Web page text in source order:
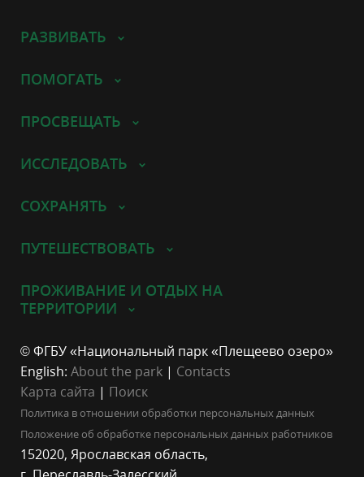
РАЗВИВАТЬ
ПОМОГАТЬ
ПРОСВЕЩАТЬ
ИССЛЕДОВАТЬ
СОХРАНЯТЬ
ПУТЕШЕСТВОВАТЬ
ПРОЖИВАНИЕ И ОТДЫХ НА
ТЕРРИТОРИИ
© ФГБУ «Национальный парк «Плещеево озеро»
English: About the park | Contacts
Карта сайта | Поиск
Политика в отношении обработки персональных данных
Положение об обработке персональных данных работников
152020, Ярославская область,